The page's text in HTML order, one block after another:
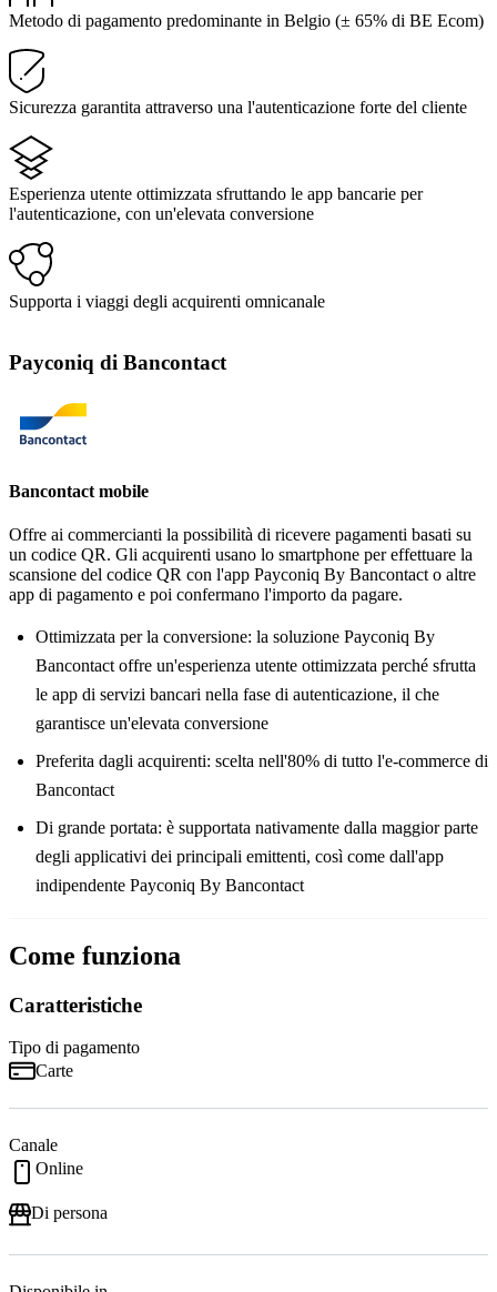
Metodo di pagamento predominante in Belgio (± 65% di BE Ecom)
Sicurezza garantita attraverso una l'autenticazione forte del cliente
Esperienza utente ottimizzata sfruttando le app bancarie per
l'autenticazione, con un'elevata conversione
Supporta i viaggi degli acquirenti omnicanale
Payconiq di Bancontact
Bancontact mobile
Offre ai commercianti la possibilità di ricevere pagamenti basati su
un codice QR. Gli acquirenti usano lo smartphone per effettuare la
scansione del codice QR con l'app Payconiq By Bancontact o altre
app di pagamento e poi confermano l'importo da pagare.
Ottimizzata per la conversione: la soluzione Payconiq By
Bancontact offre un'esperienza utente ottimizzata perché sfrutta
le app di servizi bancari nella fase di autenticazione, il che
garantisce un'elevata conversione
Preferita dagli acquirenti: scelta nell'80% di tutto l'e-commerce di
Bancontact
Di grande portata: è supportata nativamente dalla maggior parte
degli applicativi dei principali emittenti, così come dall'app
indipendente Payconiq By Bancontact
Come funziona
Caratteristiche
Tipo di pagamento
Carte
Canale
Online
Di persona